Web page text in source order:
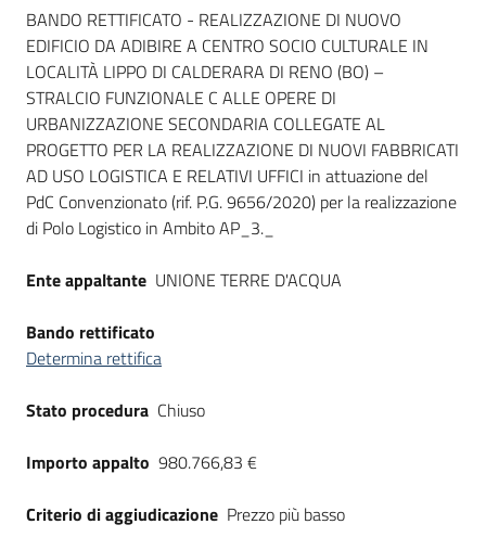
telematiche
English
site
su
Dati del bando
BANDO RETTIFICATO - REALIZZAZIONE DI NUOVO
EDIFICIO DA ADIBIRE A CENTRO SOCIO CULTURALE IN
LOCALITÀ LIPPO DI CALDERARA DI RENO (BO) –
STRALCIO FUNZIONALE C ALLE OPERE DI
URBANIZZAZIONE SECONDARIA COLLEGATE AL
PROGETTO PER LA REALIZZAZIONE DI NUOVI FABBRICATI
AD USO LOGISTICA E RELATIVI UFFICI in attuazione del
PdC Convenzionato (rif. P.G. 9656/2020) per la realizzazione
di Polo Logistico in Ambito AP_3._
Ente appaltante UNIONE TERRE D'ACQUA
Bando rettificato
Determina rettifica
Stato procedura Chiuso
Importo appalto 980.766,83 €
Criterio di aggiudicazione Prezzo più basso